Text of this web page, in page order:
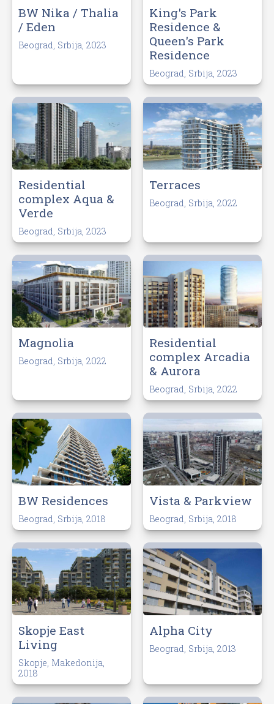
BW Nika / Thalia
/ Eden
Beograd, Srbija, 2023
King's Park
Residence &
Queen's Park
Residence
Beograd, Srbija, 2023
Residential
complex Aqua &
Verde
Beograd, Srbija, 2023
Terraces
Beograd, Srbija, 2022
Magnolia
Beograd, Srbija, 2022
Residential
complex Arcadia
& Aurora
Beograd, Srbija, 2022
BW Residences
Beograd, Srbija, 2018
Vista & Parkview
Beograd, Srbija, 2018
Skopje East
Living
Skopje, Makedonija,
2018
Alpha City
Beograd, Srbija, 2013